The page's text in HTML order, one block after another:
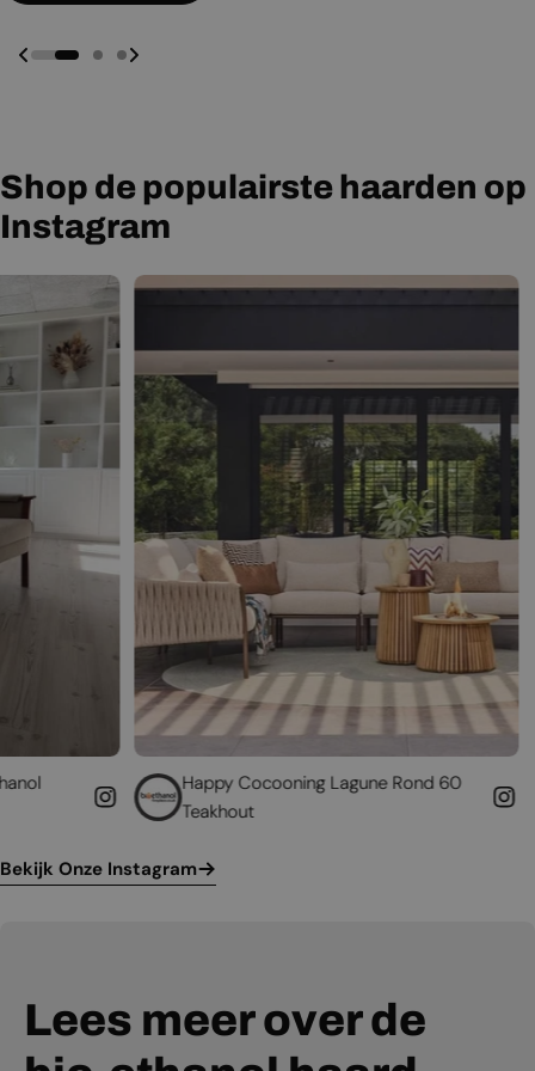
Shop de populairste haarden op
Instagram
Happy Cocooning Lagune Rond 60
Geef uw
Bekijk Onze Instagram
Lees meer over de